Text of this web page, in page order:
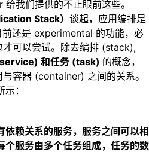
我们提供的不止眼前这些。
Stack） 谈起，应用编排是
还是 experimental 的功能，必
可以尝试。除去编排 (stack),
和任务 (task) 的概念，
容器 (container) 之间的关系。
：
赖关系的服务，服务之间可以相
个服务由多个任务组成，任务的数